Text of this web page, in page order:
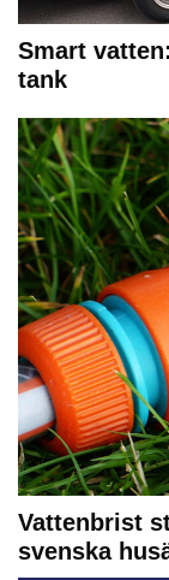
Smart
tank
Vattenbrist
svenska